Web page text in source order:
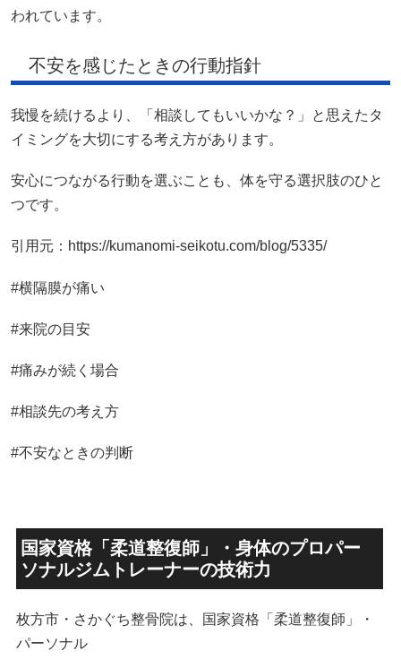
われています。
不安を感じたときの行動指針
我慢を続けるより、「相談してもいいかな？」と思えたタ
イミングを大切にする考え方があります。
安心につながる行動を選ぶことも、体を守る選択肢のひと
つです。
引用元：https://kumanomi-seikotu.com/blog/5335/
#横隔膜が痛い
#来院の目安
#痛みが続く場合
#相談先の考え方
#不安なときの判断
国家資格「柔道整復師」・身体のプロパー
ソナルジムトレーナーの技術力
枚方市・さかぐち整骨院は、国家資格「柔道整復師」・
パーソナル